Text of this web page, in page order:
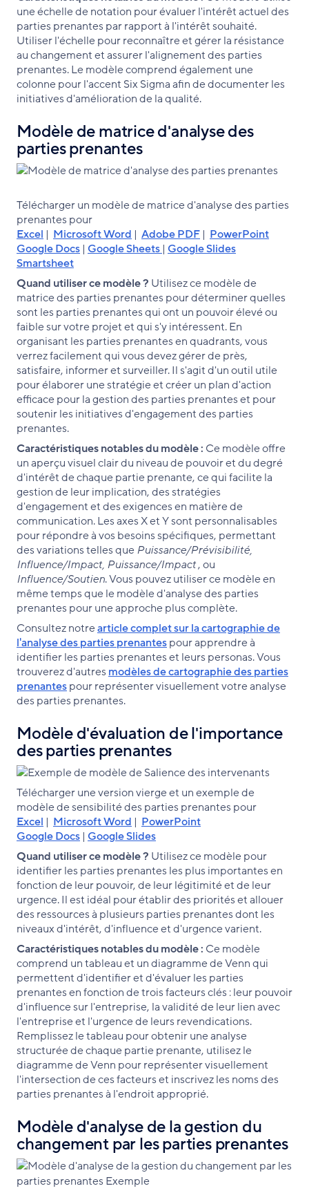
une échelle de notation pour évaluer l'intérêt actuel des
parties prenantes par rapport à l'intérêt souhaité.
Utiliser l'échelle pour reconnaître et gérer la résistance
au changement et assurer l'alignement des parties
prenantes. Le modèle comprend également une
colonne pour l'accent Six Sigma afin de documenter les
initiatives d'amélioration de la qualité.
Modèle de matrice d'analyse des
parties prenantes
Télécharger un modèle de matrice d'analyse des parties
prenantes pour
Excel | Microsoft Word | Adobe PDF | PowerPoint
Google Docs | Google Sheets | Google Slides
Smartsheet
Quand utiliser ce modèle ? Utilisez ce modèle de
matrice des parties prenantes pour déterminer quelles
sont les parties prenantes qui ont un pouvoir élevé ou
faible sur votre projet et qui s'y intéressent. En
organisant les parties prenantes en quadrants, vous
verrez facilement qui vous devez gérer de près,
satisfaire, informer et surveiller. Il s'agit d'un outil utile
pour élaborer une stratégie et créer un plan d'action
efficace pour la gestion des parties prenantes et pour
soutenir les initiatives d'engagement des parties
prenantes.
Caractéristiques notables du modèle : Ce modèle offre
un aperçu visuel clair du niveau de pouvoir et du degré
d'intérêt de chaque partie prenante, ce qui facilite la
gestion de leur implication, des stratégies
d'engagement et des exigences en matière de
communication. Les axes X et Y sont personnalisables
pour répondre à vos besoins spécifiques, permettant
des variations telles quePuissance/Prévisibilité,
Influence/Impact, Puissance/Impact, ou
Influence/Soutien. Vous pouvez utiliser ce modèle en
même temps que le modèle d'analyse des parties
prenantes pour une approche plus complète.
Consultez notrearticle complet sur la cartographie de
l'analyse des parties prenantespour apprendre à
identifier les parties prenantes et leurs personas. Vous
trouverez d'autres modèles de cartographie des parties
prenantespour représenter visuellement votre analyse
des parties prenantes.
Modèle d'évaluation de l'importance
des parties prenantes
Télécharger une version vierge et un exemple de
modèle de sensibilité des parties prenantes pour
Excel | Microsoft Word | PowerPoint
Google Docs | Google Slides
Quand utiliser ce modèle ? Utilisez ce modèle pour
identifier les parties prenantes les plus importantes en
fonction de leur pouvoir, de leur légitimité et de leur
urgence. Il est idéal pour établir des priorités et allouer
des ressources à plusieurs parties prenantes dont les
niveaux d'intérêt, d'influence et d'urgence varient.
Caractéristiques notables du modèle : Ce modèle
comprend un tableau et un diagramme de Venn qui
permettent d'identifier et d'évaluer les parties
prenantes en fonction de trois facteurs clés : leur pouvoir
d'influence sur l'entreprise, la validité de leur lien avec
l'entreprise et l'urgence de leurs revendications.
Remplissez le tableau pour obtenir une analyse
structurée de chaque partie prenante, utilisez le
diagramme de Venn pour représenter visuellement
l'intersection de ces facteurs et inscrivez les noms des
parties prenantes à l'endroit approprié.
Modèle d'analyse de la gestion du
changement par les parties prenantes